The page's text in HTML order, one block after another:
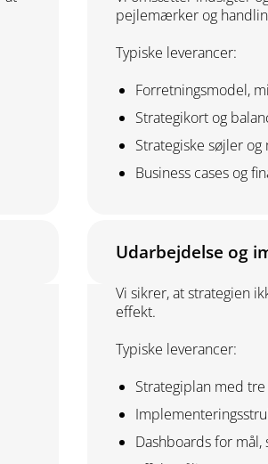
pejlemærker og
Typiske leverancer:
Forretningsmodel,
Strategikort og
Strategiske søjler
Business cases og
Udarbejdelse og
Vi sikrer, at strategien
effekt.
Typiske leverancer:
Strategiplan med
Dashboards for